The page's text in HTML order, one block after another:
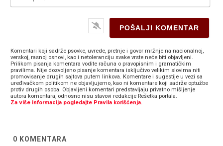
Komentari koji sadrže psovke, uvrede, pretnje i govor mržnje na nacionalnoj,
verskoj, rasnoj osnovi, kao i netoleranciju svake vrste neće biti objavljeni.
Prilikom pisanja komentara vodite računa o pravopisnim i gramatičkim
pravilima. Nije dozvoljeno pisanje komentara isključivo velikim slovima niti
promovisanje drugih sajtova putem linkova. Komentare i sugestije u vezi sa
uređivačkom politikom ne objavljujemo, kao ni komentare koji sadrže optužbe
protiv drugih osoba. Objavljeni komentari predstavljaju privatno mišljenje
autora komentara, odnosno nisu stavovi redakcije Rešetka portala.
Za više informacija pogledajte Pravila korišćenja.
0 KOMENTARA